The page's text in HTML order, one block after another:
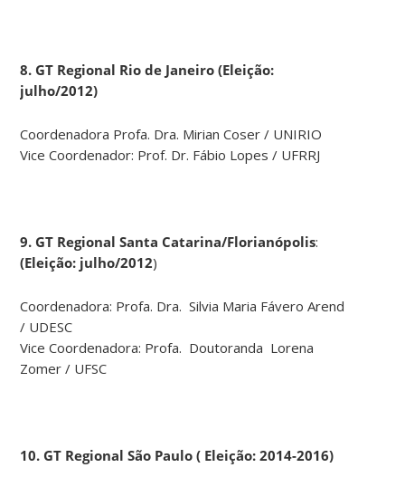
8. GT Regional Rio de Janeiro (Eleição:
julho/2012)
Coordenadora Profa. Dra. Mirian Coser / UNIRIO
Vice Coordenador: Prof. Dr. Fábio Lopes / UFRRJ
9. GT Regional Santa Catarina/Florianópolis:
(Eleição: julho/2012)
Coordenadora: Profa. Dra. Silvia Maria Fávero Arend
/ UDESC
Vice Coordenadora: Profa. Doutoranda Lorena
Zomer / UFSC
10. GT Regional São Paulo ( Eleição: 2014-2016)